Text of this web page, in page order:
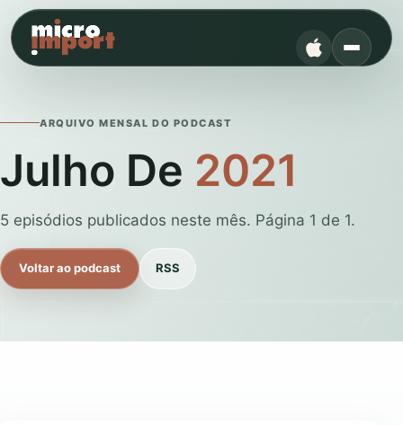
ARQUIVO MENSAL DO PODCAST
Julho De 2021
5 episódios publicados neste mês. Página 1 de 1.
Voltar ao podcast RSS